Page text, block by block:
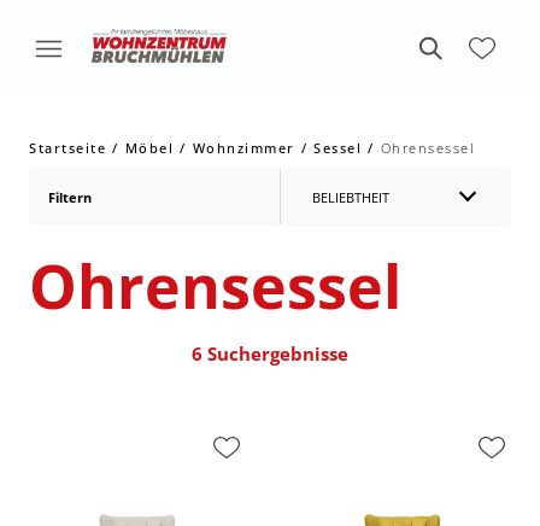
Startseite Möbel Wohnzimmer Sessel Ohrensessel
Filtern BELIEBTHEIT
Ohrensessel
6 Suchergebnisse